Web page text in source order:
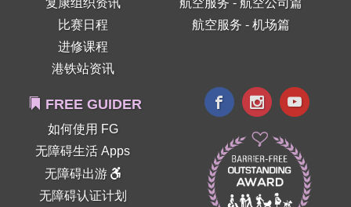
比赛日程
进修课程
港铁站资讯
航空服务 - 机场篇
FREE GUIDER
如何使用 FG
无障碍生活 Apps
无障碍出游
无障碍认证计划